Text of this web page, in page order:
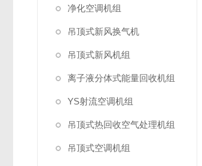
净化空调机组
吊顶式新风换气机
吊顶式新风机组
离子液分体式能量回收机组
YS射流空调机组
吊顶式热回收空气处理机组
吊顶式空调机组